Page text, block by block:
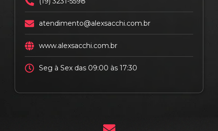
atendimento@alexsacchi.com.br
www.alexsacchi.com.br
Seg à Sex das 09:00 às 17:30